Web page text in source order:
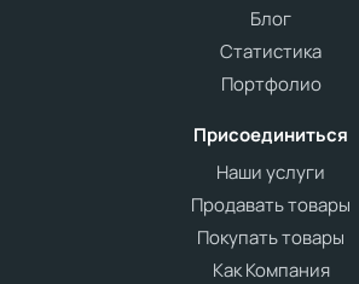
Блог
Статистика
Портфолио
Присоединиться
Наши услуги
Продавать товары
Покупать товары
Как Компания